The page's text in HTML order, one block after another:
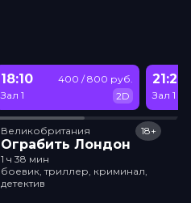
18:10
Зал 1
400 / 800 руб.
2D
21:20
Зал 1
Великобритания
Ограбить Лондон
18+
1 ч 38 мин
боевик, триллер, криминал,
детектив